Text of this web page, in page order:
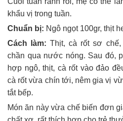
khẩu vị trong tuần.
Chuẩn bị: Ngô ngọt 100gr, thịt
Cách làm: Thịt, cà rốt sơ chế,
chần qua nước nóng. Sau đó,
hợp ngô, thịt, cà rốt vào đảo
cà rốt vừa chín tới, nêm gia vị
tắt bếp.
Món ăn này vừa chế biến đơn